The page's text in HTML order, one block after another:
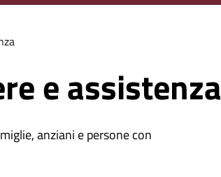
e assistenza
anziani e persone con